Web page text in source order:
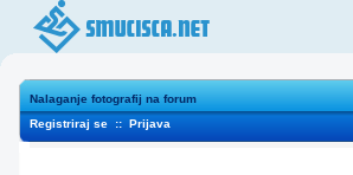
Nalaganje fotografij na forum
Registriraj se :: Prijava